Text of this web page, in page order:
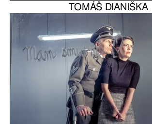
TOMÁŠ DIANIŠKA